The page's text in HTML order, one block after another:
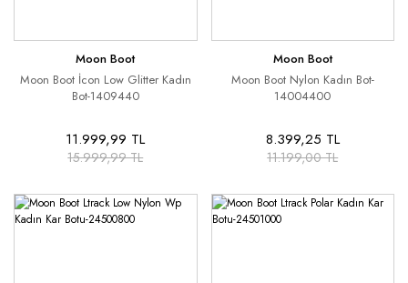
Moon Boot
Moon Boot İcon Low Glitter Kadın
Bot-1409440
11.999,99 TL
15.999,99 TL
Moon Boot
Moon Boot Nylon Kadın Bot-
14004400
8.399,25 TL
11.199,00 TL